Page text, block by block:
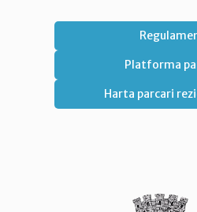
Platforma
Harta parcari